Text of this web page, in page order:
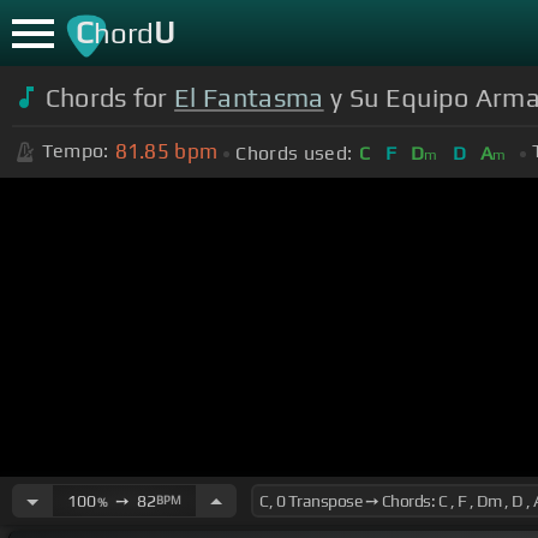
ChordU
Chords for El Fantasma y Su Equipo
Tempo: 81.85 bpm Chords used: C F Dm D Am
100%➙ 82BPM